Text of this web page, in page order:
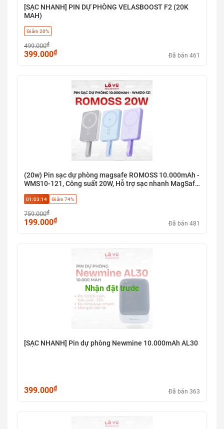
[SẠC NHANH] PIN DỰ PHÒNG VELASBOOST F2 (20K
MAH)
Giảm 20%
499.000₫
399.000₫ Đã bán 461
(20w) Pin sạc dự phòng magsafe ROMOSS 10.000mAh -
WMS10-121, Công suất 20W, Hỗ trợ sạc nhanh MagSafe
01:03:13 Giảm 74%
759.000₫
199.000₫ Đã bán 481
Nhận đặt trước
[SẠC NHANH] Pin dự phòng Newmine 10.000mAh AL30
399.000₫ Đã bán 363